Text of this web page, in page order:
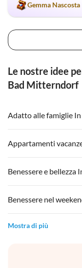
Gemma Nascosta
Le nostre idee
Bad Mitterndorf
Adatto alle famiglie
Appartamenti
Benessere e
Benessere nel
Mostra di più